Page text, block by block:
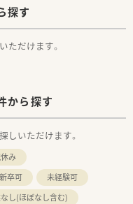
探す
ただけます。
から探す
しいただけます。
み
新卒可
未経験可
し(ほぼなし含む)